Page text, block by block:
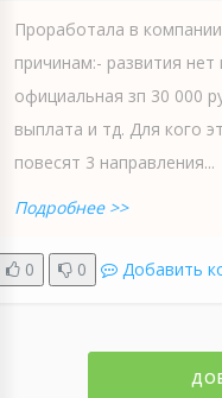
Проработала в
причинам:- развития нет
официальная зп 30 000
выплата и тд. Для кого
повесят 3 направления...
Подробнее >>
0 0 Добавить